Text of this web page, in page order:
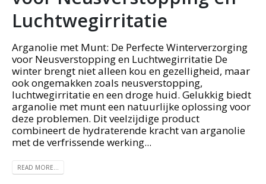
Luchtwegirritatie
Arganolie met Munt: De Perfecte Winterverzorging
voor Neusverstopping en Luchtwegirritatie De
winter brengt niet alleen kou en gezelligheid, maar
ook ongemakken zoals neusverstopping,
luchtwegirritatie en een droge huid. Gelukkig biedt
arganolie met munt een natuurlijke oplossing voor
deze problemen. Dit veelzijdige product
combineert de hydraterende kracht van arganolie
met de verfrissende werking...
READ MORE...